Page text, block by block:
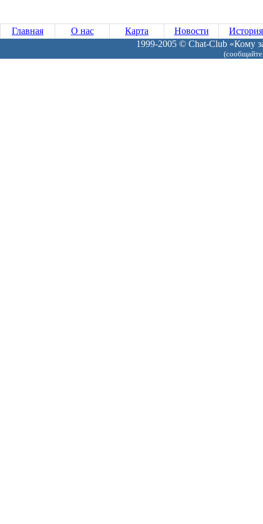
Главная О нас Карта Новости
История
1999-2005 © Chat-Club «Кому